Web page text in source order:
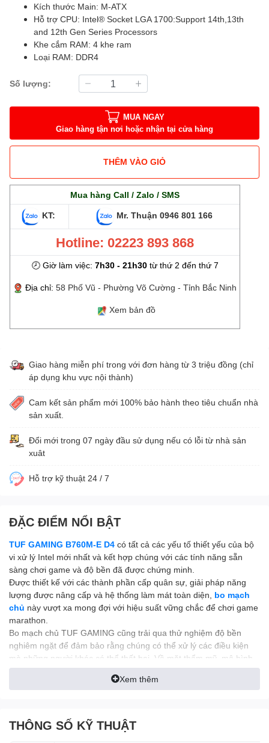
Kích thước Main: M-ATX
Hỗ trợ CPU: Intel® Socket LGA 1700:Support 14th,13th
and 12th Gen Series Processors
Khe cắm RAM: 4 khe ram
Loại RAM: DDR4
Số lượng:
MUA NGAY
Giao hàng tận nơi hoặc nhận tại cửa hàng
THÊM VÀO GIỎ
Mua hàng Call / Zalo / SMS
KT: Mr. Thuận 0946 801 166
Hotline: 02223 893 868
🕗 Giờ làm việc: 7h30 - 21h30từ thứ 2 đến thứ 7
Địa chỉ: 58 Phố Vũ - Phường Võ Cường - Tỉnh Bắc Ninh
Xem bản đồ
Giao hàng miễn phí trong với đơn hàng từ 3 triệu đồng (chỉ
áp dụng khu vực nội thành)
Cam kết sản phẩm mới 100% bảo hành theo tiêu chuẩn nhà
sản xuất.
Đổi mới trong 07 ngày đầu sử dụng nếu có lỗi từ nhà sản
xuât
Hỗ trợ kỹ thuật 24 / 7
ĐẶC ĐIỂM NỔI BẬT
TUF GAMING B760M-E D4 có tất cả các yếu tố thiết yếu của bộ
vi xử lý Intel mới nhất và kết hợp chúng với các tính năng sẵn
sàng chơi game và độ bền đã được chứng minh.
Được thiết kế với các thành phần cấp quân sự, giải pháp năng
lượng được nâng cấp và hệ thống làm mát toàn diện, bo mạch
chủ này vượt xa mong đợi với hiệu suất vững chắc để chơi game
marathon.
Bo mạch chủ TUF GAMING cũng trải qua thử nghiệm độ bền
nghiêm ngặt để đảm bảo rằng chúng có thể xử lý các điều kiện
mà những người khác có thể thất bại. Về mặt thẩm mỹ, mô hình
này kết hợp bảng tên dập nổi và các yếu tố thiết kế hình học để
phản ánh độ tin cậy và ổn định xác định dòng TUF Gaming.®
Xem thêm
THÔNG SỐ KỸ THUẬT